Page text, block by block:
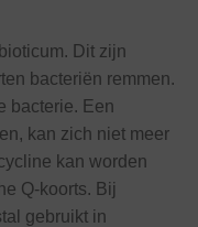
Dit zijn
bacteriën remmen.
bacterie. Een
kan zich niet meer
kan worden
Q-koorts. Bij
gebruikt in